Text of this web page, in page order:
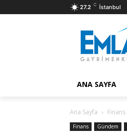
27.2 C İstanbul
ANA SAYFA
Ana Sayfa Finans
Finans Gündem